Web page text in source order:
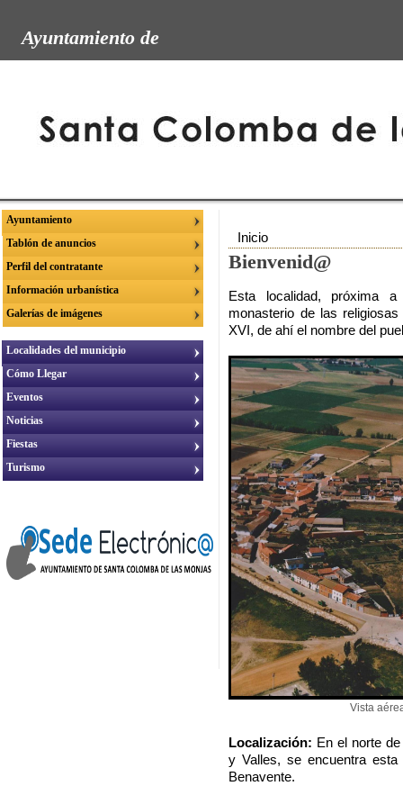
Ayuntamiento de
Ayuntamiento
Tablón de anuncios
Perfil del contratante
Información urbanística
Galerías de imágenes
Localidades del municipio
Cómo Llegar
Eventos
Noticias
Fiestas
Turismo
Inicio
Bienvenid@
Esta localidad, próxima
monasterio de las
XVI, de ahí el nombre del
Vista
Localización: En el norte
y Valles, se encuentra
Benavente.